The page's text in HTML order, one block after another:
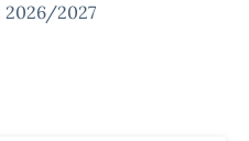
2026/2027